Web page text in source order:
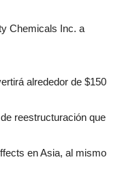
Chemicals Inc. a
alrededor de $150
reestructuración que
en Asia, al mismo